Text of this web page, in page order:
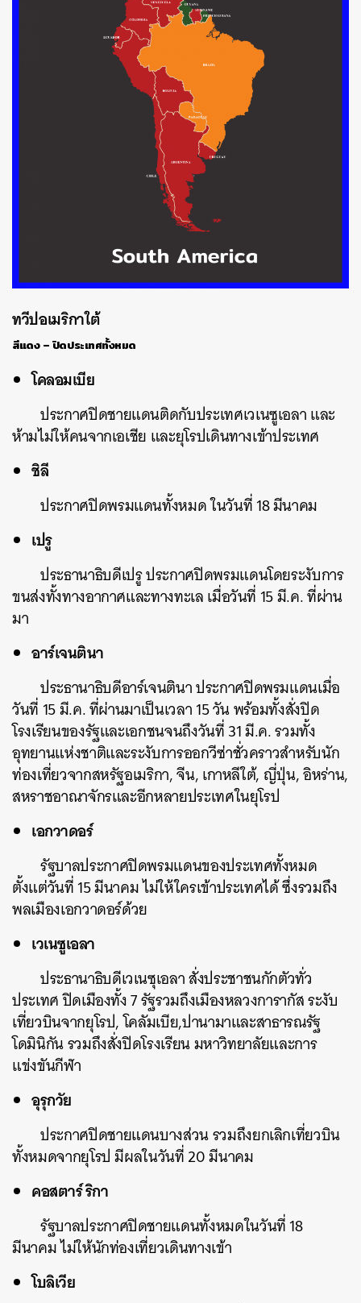
ทวีปอเมริกาใต้
สีแดง – ปิดประเทศทั้งหมด
โคลอมเบีย
ประกาศปิดชายแดนติดกับประเทศเวเนซูเอลา และ
ห้ามไม่ให้คนจากเอเชีย และยุโรปเดินทางเข้าประเทศ
ชิลี
ประกาศปิดพรมแดนทั้งหมด ในวันที่ 18 มีนาคม
เปรู
ประธานาธิบดีเปรู ประกาศปิดพรมแดนโดยระงับการ
ขนส่งทั้งทางอากาศและทางทะเล เมื่อวันที่ 15 มี.ค. ที่ผ่าน
มา
อาร์เจนตินา
ประธานาธิบดีอาร์เจนตินา ประกาศปิดพรมแดนเมื่อ
วันที่ 15 มี.ค. ที่ผ่านมาเป็นเวลา 15 วัน พร้อมทั้งสั่งปิด
โรงเรียนของรัฐและเอกชนจนถึงวันที่ 31 มี.ค. รวมทั้ง
อุทยานแห่งชาติและระงับการออกวีซ่าชั่วคราวสำหรับนัก
ท่องเที่ยวจากสหรัฐอเมริกา, จีน, เกาหลีใต้, ญี่ปุ่น, อิหร่าน,
สหราชอาณาจักรและอีกหลายประเทศในยุโรป
เอกวาดอร์
รัฐบาลประกาศปิดพรมแดนของประเทศทั้งหมด
ตั้งแต่วันที่ 15 มีนาคม ไม่ให้ใครเข้าประเทศได้ ซึ่งรวมถึง
พลเมืองเอกวาดอร์ด้วย
เวเนซูเอลา
ประธานาธิบดีเวเนซุเอลา สั่งประชาชนกักตัวทั่ว
ประเทศ ปิดเมืองทั้ง 7 รัฐรวมถึงเมืองหลวงการากัส ระงับ
เที่ยวบินจากยุโรป, โคลัมเบีย,ปานามาและสาธารณรัฐ
โดมินิกัน รวมถึงสั่งปิดโรงเรียน มหาวิทยาลัยและการ
แข่งขันกีฬา
อุรุกวัย
ประกาศปิดชายแดนบางส่วน รวมถึงยกเลิกเที่ยวบิน
ทั้งหมดจากยุโรป มีผลในวันที่ 20 มีนาคม
คอสตาร์ ริกา
รัฐบาลประกาศปิดชายแดนทั้งหมดในวันที่ 18
มีนาคม ไม่ให้นักท่องเที่ยวเดินทางเข้า
โบลิเวีย